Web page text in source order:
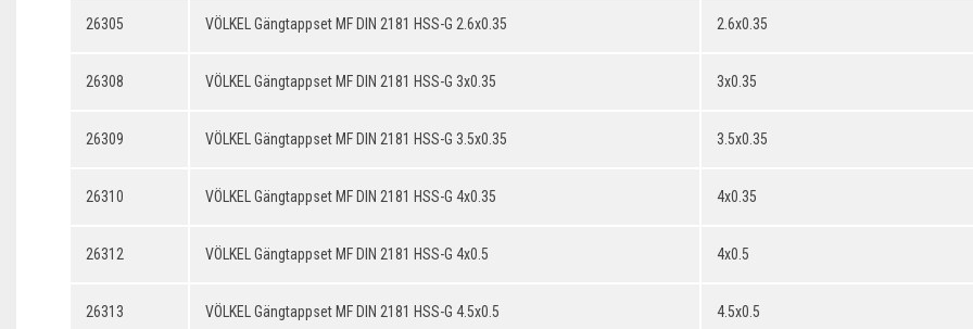
26305 VÖLKEL Gängtappset MF DIN 2181 HSS-G 2.6x0.35 2.6x0.35
26308 VÖLKEL Gängtappset MF DIN 2181 HSS-G 3x0.35 3x0.35
26309 VÖLKEL Gängtappset MF DIN 2181 HSS-G 3.5x0.35 3.5x0.35
26310 VÖLKEL Gängtappset MF DIN 2181 HSS-G 4x0.35 4x0.35
26312 VÖLKEL Gängtappset MF DIN 2181 HSS-G 4x0.5 4x0.5
26313 VÖLKEL Gängtappset MF DIN 2181 HSS-G 4.5x0.5 4.5x0.5